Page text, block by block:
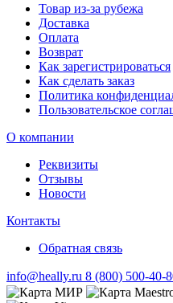
Товар из-за рубежа
Доставка
Оплата
Возврат
Как зарегистрироваться
Как сделать заказ
Политика
Пользовательское
О компании
Реквизиты
Отзывы
Новости
Контакты
Обратная связь
info@heally.ru 8 (800) 500-40-